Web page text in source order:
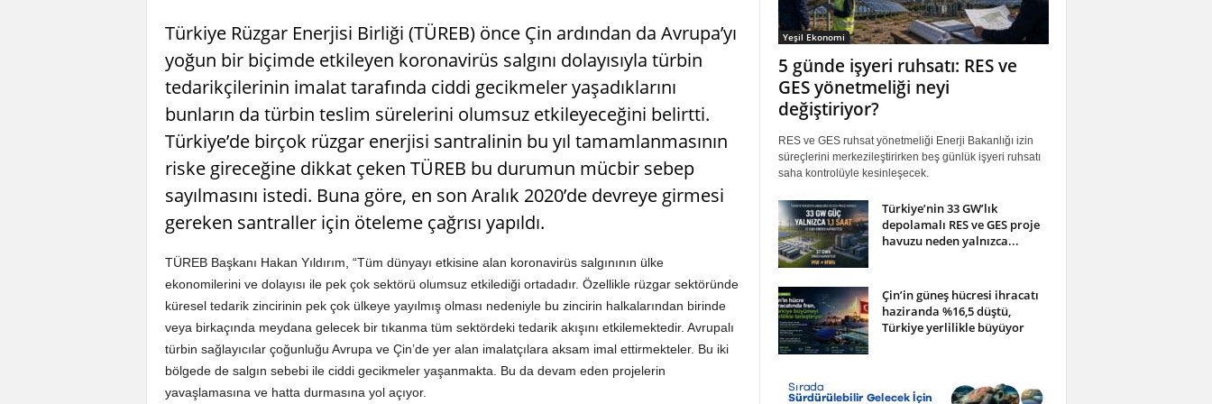
Türkiye Rüzgar Enerjisi Birliği (TÜREB) önce Çin ardından da Avrupa’yı
yoğun bir biçimde etkileyen koronavirüs salgını dolayısıyla türbin
tedarikçilerinin imalat tarafında ciddi gecikmeler yaşadıklarını
bunların da türbin teslim sürelerini olumsuz etkileyeceğini belirtti.
Türkiye’de birçok rüzgar enerjisi santralinin bu yıl tamamlanmasının
riske gireceğine dikkat çeken TÜREB bu durumun mücbir sebep
sayılmasını istedi. Buna göre, en son Aralık 2020’de devreye girmesi
gereken santraller için öteleme çağrısı yapıldı.
TÜREB Başkanı Hakan Yıldırım, “Tüm dünyayı etkisine alan koronavirüs salgınının ülke
ekonomilerini ve dolayısı ile pek çok sektörü olumsuz etkilediği ortadadır. Özellikle rüzgar sektöründe
küresel tedarik zincirinin pek çok ülkeye yayılmış olması nedeniyle bu zincirin halkalarından birinde
veya birkaçında meydana gelecek bir tıkanma tüm sektördeki tedarik akışını etkilemektedir. Avrupalı
türbin sağlayıcılar çoğunluğu Avrupa ve Çin’de yer alan imalatçılara aksam imal ettirmekteler. Bu iki
bölgede de salgın sebebi ile ciddi gecikmeler yaşanmakta. Bu da devam eden projelerin
yavaşlamasına ve hatta durmasına yol açıyor.
Yeşil Ekonomi
5 günde işyeri ruhsatı: RES ve
GES yönetmeliği neyi
değiştiriyor?
RES ve GES ruhsat yönetmeliği Enerji Bakanlığı izin
süreçlerini merkezileştirirken beş günlük işyeri ruhsatı
saha kontrolüyle kesinleşecek.
Türkiye’nin 33 GW’lık
depolamalı RES ve GES proje
havuzu neden yalnızca...
Çin’in güneş hücresi ihracatı
haziranda %16,5 düştü,
Türkiye yerlilikle büyüyor